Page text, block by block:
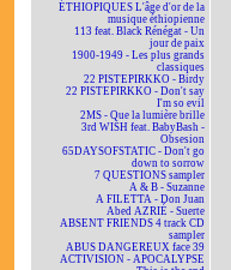
ÉTHIOPIQUES L'âge d'or de la
musique éthiopienne
113 feat. Black Rénégat - Un
jour de paix
1900-1949 - Les plus grands
classiques
22 PISTEPIRKKO - Birdy
22 PISTEPIRKKO - Don't say
I'm so evil
2MS - Que la lumière brille
3rd WISH feat. BabyBash -
Obsesion
65DAYSOFSTATIC - Don't go
down to sorrow
7 QUESTIONS sampler
A & B - Suzanne
A FILETTA - Don Juan
Abed AZRIÉ - Suerte
ABSENT FRIENDS 4 track CD
sampler
ABUS DANGEREUX face 39
ACTIVISION - APOCALYPSE